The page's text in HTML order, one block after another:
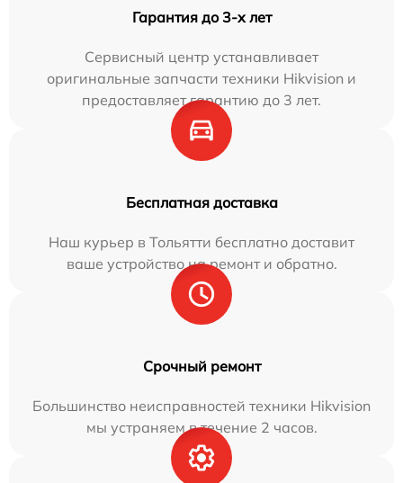
Гарантия до 3-х лет
Сервисный центр устанавливает
оригинальные запчасти техники Hikvision и
предоставляет гарантию до 3 лет.
Бесплатная доставка
Наш курьер в Тольятти бесплатно доставит
ваше устройство на ремонт и обратно.
Срочный ремонт
Большинство неисправностей техники Hikvision
мы устраняем в течение 2 часов.